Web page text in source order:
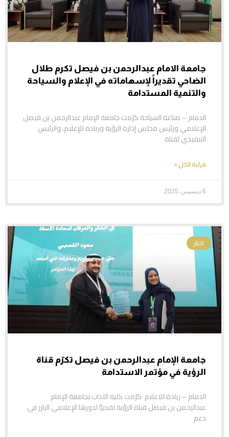
جامعة الامام عبدالرحمن بن فيصل تكرم طلال
الضاحي تقديراً لإسهاماته في الإعلام والسياحة
والتنمية المستدامة
الدمام – صناعة السياحة كرّمت جامعة الإمام عبدالرحمن بن فيصل
الإعلامي ورئيس مجلس إدارة الرؤية وريادة للإعلام، والرئيس
التنفيذي لقناة
قراءة الكل »
6 ديسمبر، 2025
اخبار
جامعة الإمام عبدالرحمن بن فيصل تكرّم قناة
الرؤية في مؤتمر الاستدامة
الدمام – ريادة للاعلام كرّمت كلية الآداب بجامعة الإمام
عبدالرحمن بن فيصل قناة الرؤية تقديرًا لدورها الإعلامي البارز في
دعم